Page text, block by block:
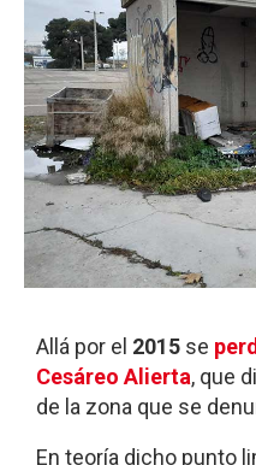
Allá por el 2015 se
Cesáreo Alierta, que
de la zona que se
En teoría dicho punto